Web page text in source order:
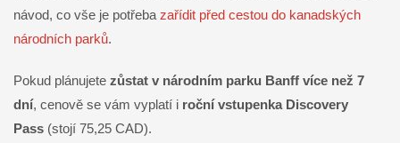
návod, co vše je potřebazařídit před cestou do kanadských
národních parků.
Pokud plánujete zůstat v národním parku Banff více než 7
dní, cenově se vám vyplatí i roční vstupenka Discovery
Pass (stojí 75,25 CAD).